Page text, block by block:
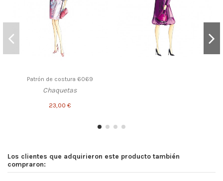
Patrón de costura 6069
Chaquetas
23,00 €
Los clientes que adquirieron este producto también
compraron: